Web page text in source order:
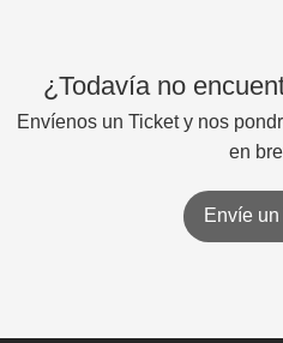
¿Todavía no
Envíenos un Ticket y nos
en
Envíe